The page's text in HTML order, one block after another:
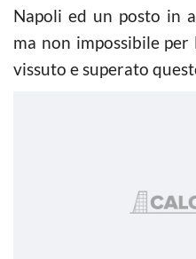
Napoli ed un posto in
ma non impossibile per
vissuto e superato